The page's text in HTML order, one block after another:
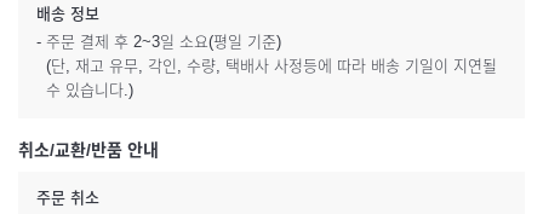
배송 정보
- 주문 결제 후 2~3일 소요(평일 기준)
(단, 재고 유무, 각인, 수량, 택배사 사정등에 따라 배송 기일이 지연될
수 있습니다.)
취소/교환/반품 안내
주문 취소